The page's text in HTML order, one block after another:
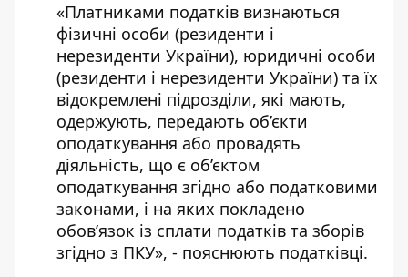
«Платниками податків визнаються
фізичні особи (резиденти і
нерезиденти України), юридичні особи
(резиденти і нерезиденти України) та їх
відокремлені підрозділи, які мають,
одержують, передають об’єкти
оподаткування або провадять
діяльність, що є об’єктом
оподаткування згідно або податковими
законами, і на яких покладено
обов’язок із сплати податків та зборів
згідно з ПКУ», - пояснюють податківці.